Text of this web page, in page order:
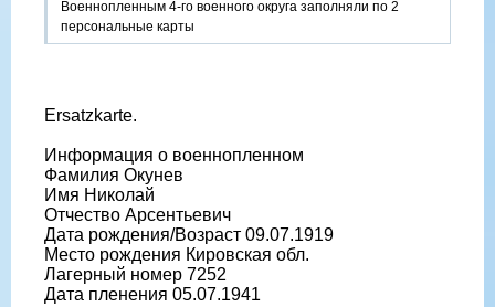
Военнопленным 4-го военного округа заполняли по 2
персональные карты
Ersatzkarte.
Информация о военнопленном
Фамилия Окунев
Имя Николай
Отчество Арсентьевич
Дата рождения/Возраст 09.07.1919
Место рождения Кировская обл.
Лагерный номер 7252
Дата пленения 05.07.1941